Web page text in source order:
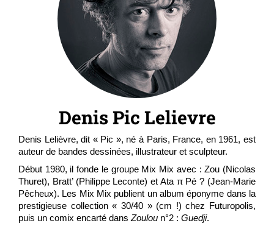
Denis Pic Lelievre
Denis Lelièvre, dit « Pic », né à Paris, France, en 1961, est
auteur de bandes dessinées, illustrateur et sculpteur.
Début 1980, il fonde le groupe Mix Mix avec : Zou (Nicolas
Thuret), Bratt’ (Philippe Leconte) et Ata π Pé ? (Jean-Marie
Pêcheux). Les Mix Mix publient un album éponyme dans la
prestigieuse collection « 30/40 » (cm !) chez Futuropolis,
puis un comix encarté dans Zoulou n°2 : Guedji.